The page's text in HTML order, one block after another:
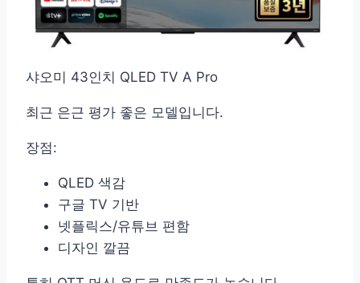
샤오미 43인치 QLED TV A Pro
최근 은근 평가 좋은 모델입니다.
장점:
QLED 색감
구글 TV 기반
넷플릭스/유튜브 편함
디자인 깔끔